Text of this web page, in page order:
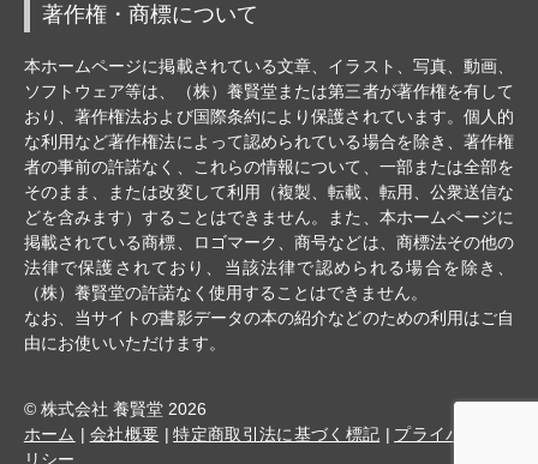
著作権・商標について
本ホームページに掲載されている文章、イラスト、写真、動画、
ソフトウェア等は、（株）養賢堂または第三者が著作権を有して
おり、著作権法および国際条約により保護されています。個人的
な利用など著作権法によって認められている場合を除き、著作権
者の事前の許諾なく、これらの情報について、一部または全部を
そのまま、または改変して利用（複製、転載、転用、公衆送信な
どを含みます）することはできません。また、本ホームページに
掲載されている商標、ロゴマーク、商号などは、商標法その他の
法律で保護されており、当該法律で認められる場合を除き、
（株）養賢堂の許諾なく使用することはできません。
なお、当サイトの書影データの本の紹介などのための利用はご自
由にお使いいただけます。
© 株式会社 養賢堂 2026
ホーム
会社概要 特定商取引法に基づく標記
プライバシーポ
リシー